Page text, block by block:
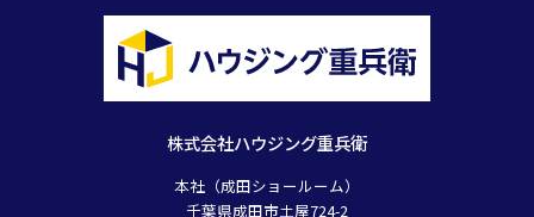
株式会社ハウジング重兵衛
本社（成田ショールーム）
千葉県成田市土屋724-2